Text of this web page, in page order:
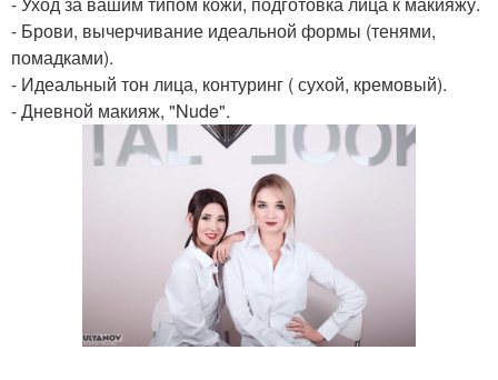
- Брови, вычерчивание идеальной формы (тенями,
помадками).
- Идеальный тон лица, контуринг ( сухой, кремовый).
- Дневной макияж, "Nude".